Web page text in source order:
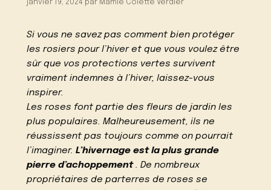
janvier 19, 2024 par Mamie Colette Verdier
Si vous ne savez pas comment bien protéger
les rosiers pour l’hiver et que vous voulez être
sûr que vos protections vertes survivent
vraiment indemnes à l’hiver, laissez-vous
inspirer.
Les roses font partie des fleurs de jardin les
plus populaires. Malheureusement, ils ne
réussissent pas toujours comme on pourrait
l’imaginer.L’hivernage est la plus grande
pierre d’achoppement. De nombreux
propriétaires de parterres de roses se